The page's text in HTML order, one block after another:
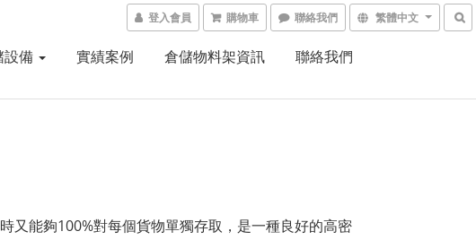
登入會員 購物車 聯絡我們 繁體中文
設備 實績案例 倉儲物料架資訊 聯絡我們
又能夠100%對每個貨物單獨存取，是一種良好的高密